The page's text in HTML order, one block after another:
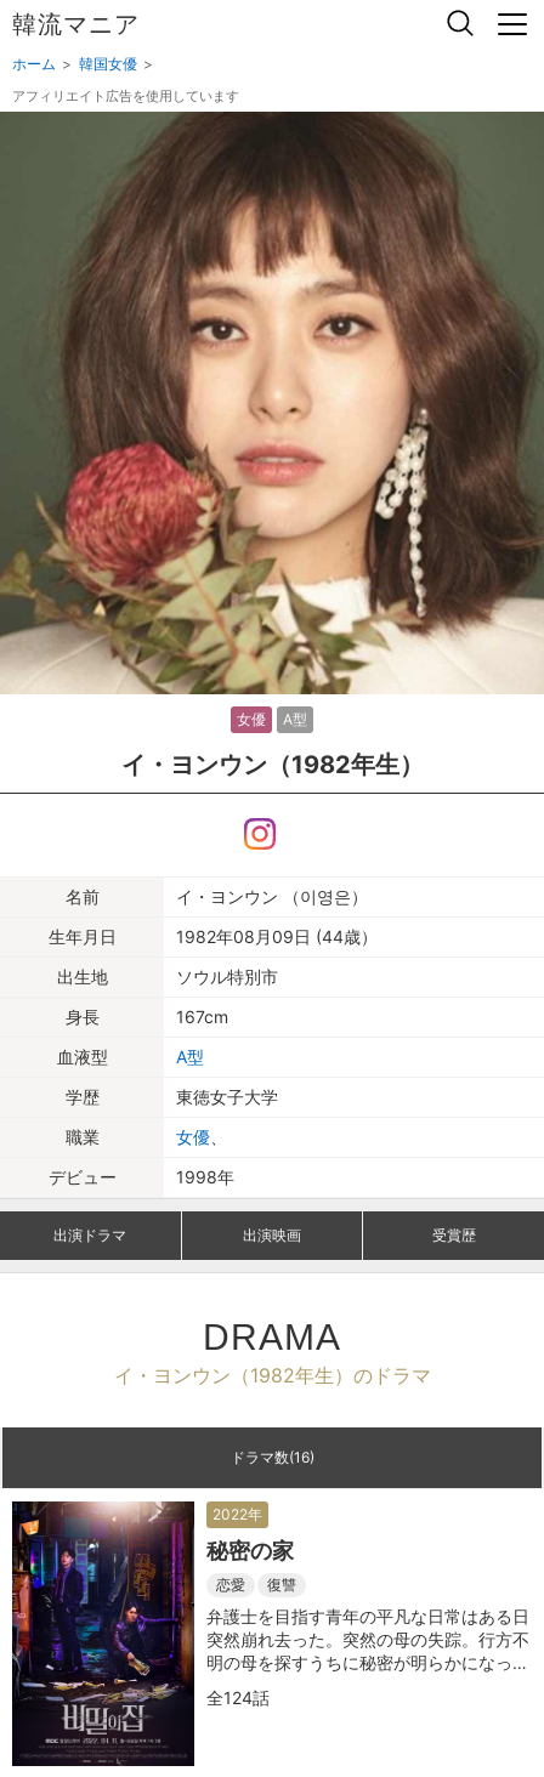
韓流マニア
ホーム 韓国女優
アフィリエイト広告を使用しています
女優 A型
イ・ヨンウン（1982年生）
名前
イ・ヨンウン （이영은）
生年月日
1982年08月09日 (44歳）
出生地
ソウル特別市
身長
167cm
血液型
A型
学歴
東徳女子大学
職業
女優
デビュー
1998年
出演ドラマ 出演映画 受賞歴
DRAMA
イ・ヨンウン（1982年生）のドラマ
ドラマ数(16)
2022年
秘密の家
恋愛 復讐
弁護士を目指す青年の平凡な日常はある日
突然崩れ去った。突然の母の失踪。行方不
明の母を探すうちに秘密が明らかになって
いく。 秘密を暴く男VS秘密を守る一族。
一人の男の運命を揺るがす壮絶な復讐劇
全124話